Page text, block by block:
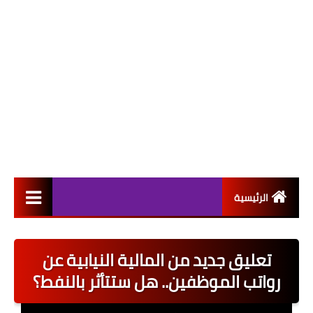
الرئيسية
اخبار القطاع العام
اخبار القطاع الخاص
تعليق جديد من المالية النيابية عن
رواتب الموظفين.. هل ستتأثر بالنفط؟